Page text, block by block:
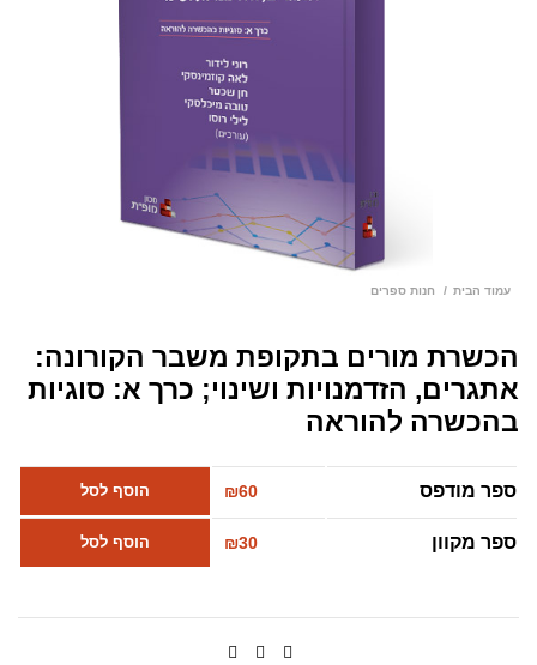
עמוד הבית חנות ספרים
הכשרת מורים בתקופת משבר הקורונה:
אתגרים, הזדמנויות ושינוי; כרך א: סוגיות
בהכשרה להוראה
ספר מודפס ₪60 הוסף לסל
ספר מקוון ₪30 הוסף לסל